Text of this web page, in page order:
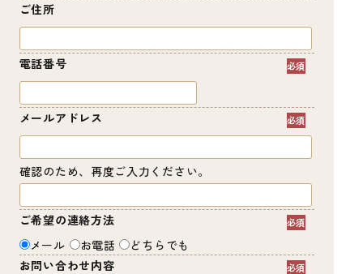
ご住所
電話番号
メールアドレス
確認のため、再度ご入力ください。
ご希望の連絡方法
メール
お電話
どちらでも
お問い合わせ内容